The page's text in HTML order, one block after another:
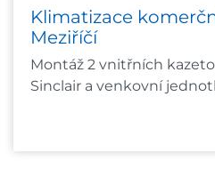
Klimatizace
Meziříčí
Montáž 2 vnitřních
Sinclair a venkovní